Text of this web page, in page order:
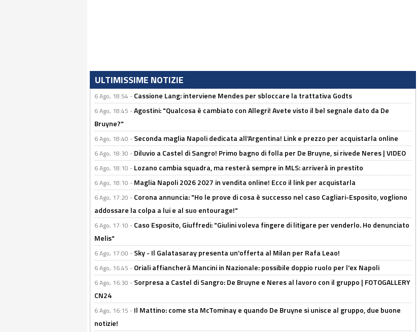
ULTIMISSIME NOTIZIE
6 Ago, 18:54 - Cassione Lang: interviene Mendes per sbloccare la trattativa Godts
6 Ago, 18:45 -Agostini: "Qualcosa è cambiato con Allegri! Avete visto il bel segnale dato da De
Bruyne?"
6 Ago, 18:40 - Seconda maglia Napoli dedicata all'Argentina! Link e prezzo per acquistarla online
6 Ago, 18:30 - Diluvio a Castel di Sangro! Primo bagno di folla per De Bruyne, si rivede Neres | VIDEO
6 Ago, 18:10 - Lozano cambia squadra, ma resterà sempre in MLS: arriverà in prestito
6 Ago, 18:10 - Maglia Napoli 2026 2027 in vendita online! Ecco il link per acquistarla
6 Ago, 17:20 - Corona annuncia: "Ho le prove di cosa è successo nel caso Cagliari-Esposito, vogliono
addossare la colpa a lui e al suo entourage!"
6 Ago, 17:10 - Caso Esposito, Giuffredi: "Giulini voleva fingere di litigare per venderlo. Ho denunciato
Melis"
6 Ago, 17:00 - Sky - Il Galatasaray presenta un'offerta al Milan per Rafa Leao!
6 Ago, 16:45 - Oriali affiancherà Mancini in Nazionale: possibile doppio ruolo per l'ex Napoli
6 Ago, 16:30 - Sorpresa a Castel di Sangro: De Bruyne e Neres al lavoro con il gruppo | FOTOGALLERY
CN24
6 Ago, 16:15 - Il Mattino: come sta McTominay e quando De Bruyne si unisce al gruppo, due buone
notizie!